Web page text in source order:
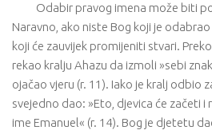
Odabir pravog imena može biti
Naravno, ako niste Bog koji je
koji će zauvijek promijeniti stvari.
rekao kralju Ahazu da izmoli »sebi
ojačao vjeru (r. 11). Iako je kralj odbio
svejedno dao: »Eto, djevica će začeti
ime Emanuel« (r. 14). Bog je djetetu